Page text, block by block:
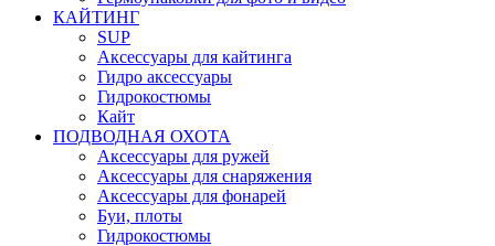
КАЙТИНГ
SUP
Аксессуары для кайтинга
Гидро аксессуары
Гидрокостюмы
Кайт
ПОДВОДНАЯ ОХОТА
Аксессуары для ружей
Аксессуары для снаряжения
Аксессуары для фонарей
Буи, плоты
Гидрокостюмы